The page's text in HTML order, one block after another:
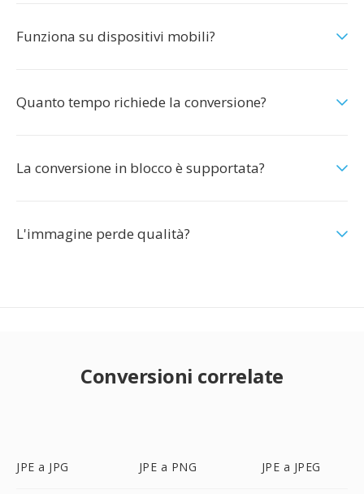
Funziona su dispositivi mobili?
Quanto tempo richiede la conversione?
La conversione in blocco è supportata?
L'immagine perde qualità?
Conversioni correlate
JPE a JPG JPE a PNG JPE a JPEG